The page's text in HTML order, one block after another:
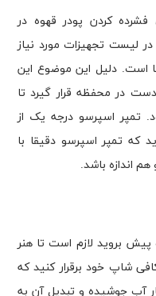
کردن پودر قهوه در
لیست تجهیزات مورد نیاز
است. دلیل این موضوع این
در محفظه قرار گیرد تا
تمپر اسپرسو درجه یک از
تمپر اسپرسو دقیقا با
اندازه باشد.
پیش بروید لازم است تا هنر
شاپ خود برقرار کنید که
آب جوشیده و تبدیل آن به